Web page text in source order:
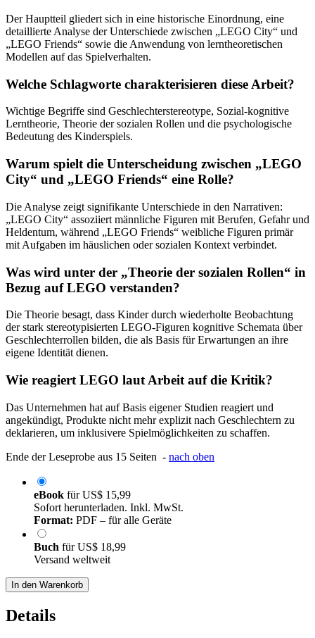
Der Hauptteil gliedert sich in eine historische Einordnung, eine
detaillierte Analyse der Unterschiede zwischen „LEGO City“ und
„LEGO Friends“ sowie die Anwendung von lerntheoretischen
Modellen auf das Spielverhalten.
Welche Schlagworte charakterisieren diese Arbeit?
Wichtige Begriffe sind Geschlechterstereotype, Sozial-kognitive
Lerntheorie, Theorie der sozialen Rollen und die psychologische
Bedeutung des Kinderspiels.
Warum spielt die Unterscheidung zwischen „LEGO
City“ und „LEGO Friends“ eine Rolle?
Die Analyse zeigt signifikante Unterschiede in den Narrativen:
„LEGO City“ assoziiert männliche Figuren mit Berufen, Gefahr und
Heldentum, während „LEGO Friends“ weibliche Figuren primär
mit Aufgaben im häuslichen oder sozialen Kontext verbindet.
Was wird unter der „Theorie der sozialen Rollen“ in
Bezug auf LEGO verstanden?
Die Theorie besagt, dass Kinder durch wiederholte Beobachtung
der stark stereotypisierten LEGO-Figuren kognitive Schemata über
Geschlechterrollen bilden, die als Basis für Erwartungen an ihre
eigene Identität dienen.
Wie reagiert LEGO laut Arbeit auf die Kritik?
Das Unternehmen hat auf Basis eigener Studien reagiert und
angekündigt, Produkte nicht mehr explizit nach Geschlechtern zu
deklarieren, um inklusivere Spielmöglichkeiten zu schaffen.
Ende der Leseprobe aus 15 Seiten - nach oben
eBook fürUS$ 15,99
Sofort herunterladen. Inkl. MwSt.
Format: PDF – für alle Geräte
Buch fürUS$ 18,99
Versand weltweit
In den Warenkorb
Details